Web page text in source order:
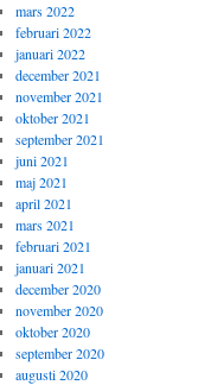
mars 2022
februari 2022
januari 2022
december 2021
november 2021
oktober 2021
september 2021
juni 2021
maj 2021
april 2021
mars 2021
februari 2021
januari 2021
december 2020
november 2020
oktober 2020
september 2020
augusti 2020